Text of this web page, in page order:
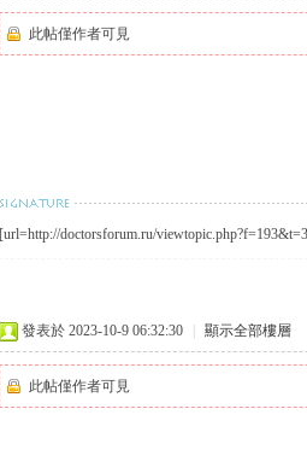
此帖僅作者可見
[url=http://doctorsforum.ru/
發表於 2023-10-9 06:32:30 顯示全部樓層
此帖僅作者可見